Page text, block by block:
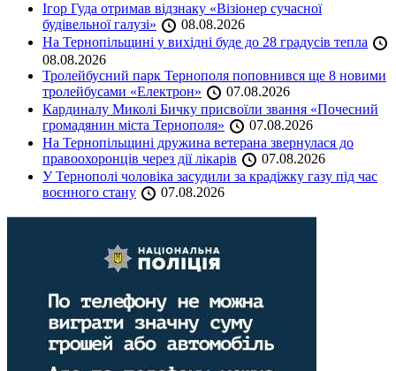
Ігор Гуда отримав відзнаку «Візіонер сучасної
будівельної галузі»
08.08.2026
На Тернопільщині у вихідні буде до 28 градусів тепла
08.08.2026
Тролейбусний парк Тернополя поповнився ще 8 новими
тролейбусами «Електрон»
07.08.2026
Кардиналу Миколі Бичку присвоїли звання «Почесний
громадянин міста Тернополя»
07.08.2026
На Тернопільщині дружина ветерана звернулася до
правоохоронців через дії лікарів
07.08.2026
У Тернополі чоловіка засудили за крадіжку газу під час
воєнного стану
07.08.2026